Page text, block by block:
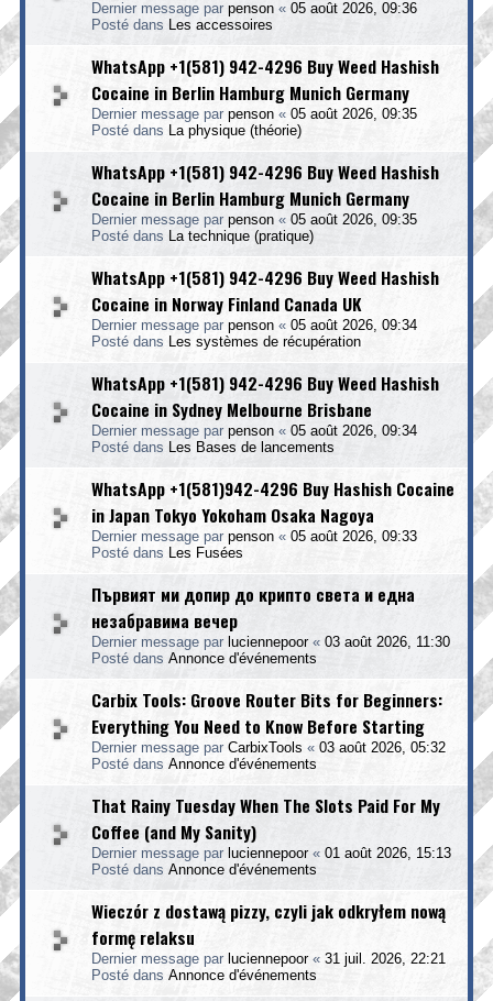
Dernier message par penson « 05 août 2026, 09:36
Posté dans
Les accessoires
WhatsApp +1(581) 942-4296 Buy Weed Hashish
Cocaine in Berlin Hamburg Munich Germany
Dernier message par penson « 05 août 2026, 09:35
Posté dans
La physique (théorie)
WhatsApp +1(581) 942-4296 Buy Weed Hashish
Cocaine in Berlin Hamburg Munich Germany
Dernier message par penson « 05 août 2026, 09:35
Posté dans
La technique (pratique)
WhatsApp +1(581) 942-4296 Buy Weed Hashish
Cocaine in Norway Finland Canada UK
Dernier message par penson « 05 août 2026, 09:34
Posté dans
Les systèmes de récupération
WhatsApp +1(581) 942-4296 Buy Weed Hashish
Cocaine in Sydney Melbourne Brisbane
Dernier message par penson « 05 août 2026, 09:34
Posté dans
Les Bases de lancements
WhatsApp +1(581)942-4296 Buy Hashish Cocaine
in Japan Tokyo Yokoham Osaka Nagoya
Dernier message par penson « 05 août 2026, 09:33
Posté dans
Les Fusées
Първият ми допир до крипто света и една
незабравима вечер
Dernier message par luciennepoor« 03 août 2026, 11:30
Posté dans Annonce d'événements
Carbix Tools: Groove Router Bits for Beginners:
Everything You Need to Know Before Starting
Dernier message par CarbixTools « 03 août 2026, 05:32
Posté dans Annonce d'événements
That Rainy Tuesday When The Slots Paid For My
Coffee (and My Sanity)
Dernier message par luciennepoor« 01 août 2026, 15:13
Posté dans Annonce d'événements
Wieczór z dostawą pizzy, czyli jak odkryłem nową
formę relaksu
Dernier message par luciennepoor« 31 juil. 2026, 22:21
Posté dans Annonce d'événements